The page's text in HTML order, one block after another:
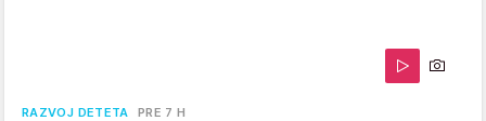
RAZVOJ DETETA PRE 7 H